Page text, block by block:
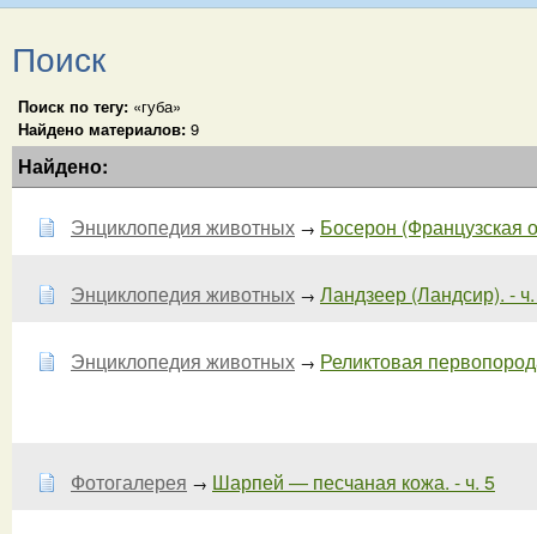
Поиск
Поиск по тегу: «губа»
Найдено материалов: 9
Найдено:
Энциклопедия животных → Босерон (Французская
Энциклопедия животных → Ландзеер (Ландсир). -
Энциклопедия животных → Реликтовая
Фотогалерея → Шарпей — песчаная кожа. - ч. 5